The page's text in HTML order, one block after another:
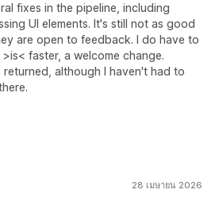
fixes in the pipeline, including
UI elements. It's still not as good
are open to feedback. I do have to
faster, a welcome change.
returned, although I haven't had to
28 เมษายน 2026